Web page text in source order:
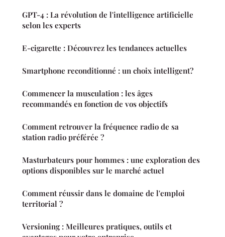
GPT-4 : La révolution de l'intelligence artificielle
selon les experts
E-cigarette : Découvrez les tendances actuelles
Smartphone reconditionné : un choix intelligent?
Commencer la musculation : les âges
recommandés en fonction de vos objectifs
Comment retrouver la fréquence radio de sa
station radio préférée ?
Masturbateurs pour hommes : une exploration des
options disponibles sur le marché actuel
Comment réussir dans le domaine de l'emploi
territorial ?
Versioning : Meilleures pratiques, outils et